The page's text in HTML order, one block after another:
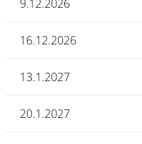
9.12.2026
16.12.2026
13.1.2027
20.1.2027